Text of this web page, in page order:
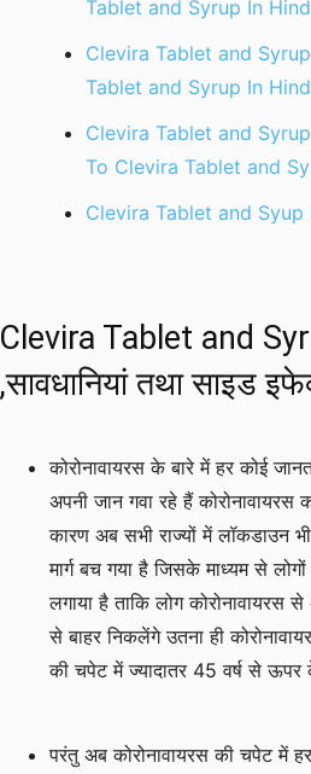
Tablet and Syrup In
Clevira Tablet and
Tablet and Syrup In
Clevira Tablet and Syrup
To Clevira Tablet and
Clevira Tablet and Syup
Clevira Tablet and
,सावधानियां तथा साइड
कोरोनावायरस के बारे में हर कोई
अपनी जान गवा रहे हैं
कारण अब सभी राज्यों में लॉकडाउन
मार्ग बच गया है जिसके माध्यम से
लगाया है ताकि लोग
से बाहर निकलेंगे उतना ही
की चपेट में ज्यादातर 45 वर्ष से
परंतु अब कोरोनावायरस की चपेट में